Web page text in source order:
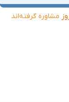
مشاوره گرفته‌اند